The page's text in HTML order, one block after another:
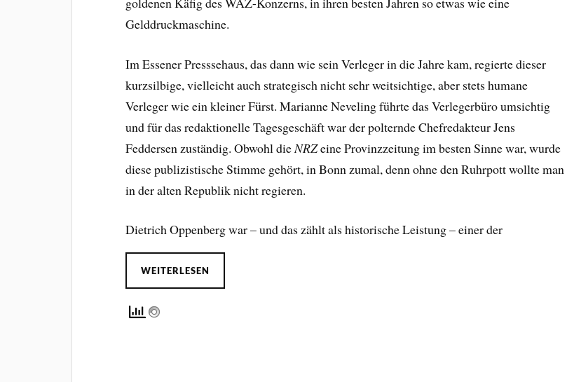
Gelddruckmaschine.
Im Essener Presssehaus, das dann wie sein Verleger in die Jahre kam, regierte dieser
kurzsilbige, vielleicht auch strategisch nicht sehr weitsichtige, aber stets humane
Verleger wie ein kleiner Fürst. Marianne Neveling führte das Verlegerbüro umsichtig
und für das redaktionelle Tagesgeschäft war der polternde Chefredakteur Jens
Feddersen zuständig. Obwohl die NRZeine Provinzzeitung im besten Sinne war, wurde
diese publizistische Stimme gehört, in Bonn zumal, denn ohne den Ruhrpott wollte man
in der alten Republik nicht regieren.
Dietrich Oppenberg war – und das zählt als historische Leistung – einer der
WEITERLESEN